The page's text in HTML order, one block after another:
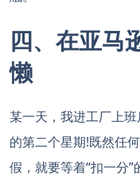
四、在亚马
懒
某一天，我进工厂上
的第二个星期!既然任
假，就要等着“扣一分